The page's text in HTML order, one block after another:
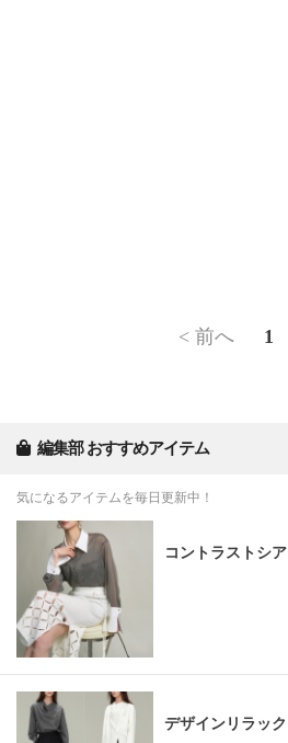
< 前へ 1
編集部 おすすめアイテム
気になるアイテムを毎日更新中！
コントラストシ
デザインリラッ